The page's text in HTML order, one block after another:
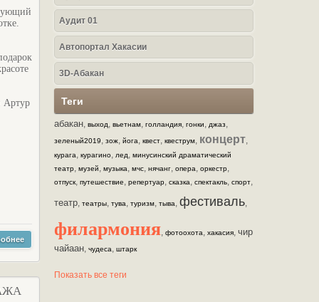
Артур
Аудит 01
Автопортал Хакасии
3D-Абакан
Теги
абакан, выход, вьетнам, голландия, гонки, джаз,
зеленый2019, зож, йога, квест, квеструм, концерт,
курага, курагино, лед, минусинский драматический
театр, музей, музыка, мчс, нячанг, опера, оркестр,
отпуск, путешествие, репертуар, сказка, спектакль, спорт,
театр, театры, тува, туризм, тыва, фестиваль,
филармония, фотоохота, хакасия, чир
чайаан, чудеса, штарк
Показать все теги